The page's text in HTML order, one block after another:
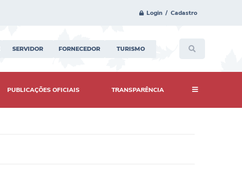
Login / Cadastro
SERVIDOR FORNECEDOR TURISMO
PUBLICAÇÕES OFICIAIS TRANSPARÊNCIA